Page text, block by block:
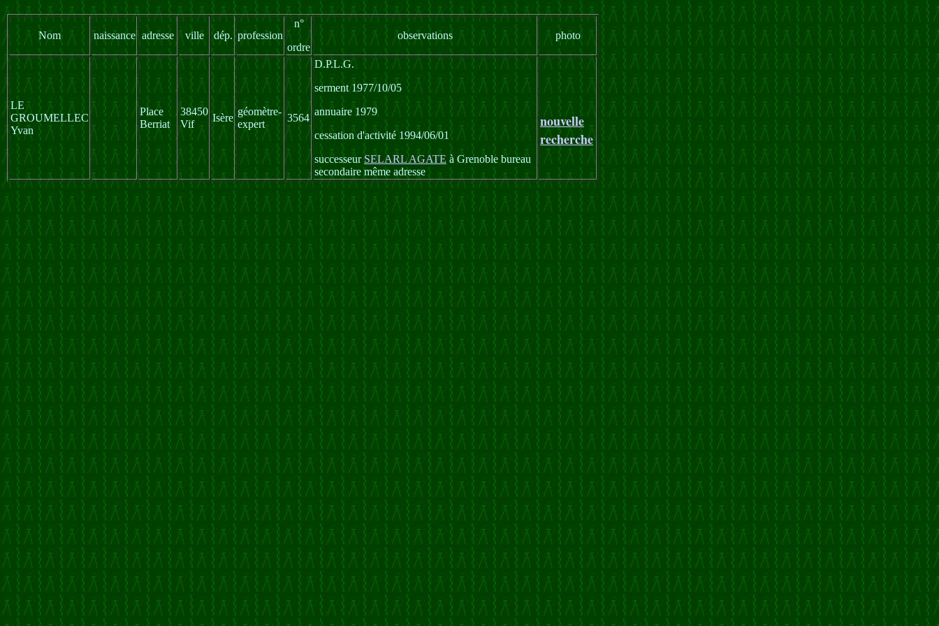
Nom naissance adresse ville dép. profession
n°
ordre
observations photo
LE
GROUMELLEC
Yvan
Place
Berriat
38450
Vif
Isère
géomètre-
expert
3564
D.P.L.G.
serment 1977/10/05
annuaire 1979
cessation d'activité 1994/06/01
successeurSELARL AGATE à Grenoble bureau
secondaire même adresse
nouvelle
recherche